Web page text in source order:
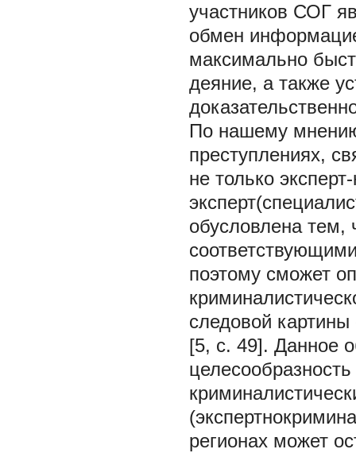
участников СОГ
обмен
максимально
деяние, а также
По нашему
преступлениях,
не только
обусловлена тем,
поэтому сможет
следовой
[5, с. 49]. Данное
регионах может